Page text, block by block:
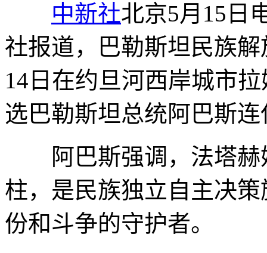
中新社北京5月15日
社报道，巴勒斯坦民族
14日在约旦河西岸城市
选巴勒斯坦总统阿巴斯
阿巴斯强调，法塔赫
柱，是民族独立自主决
份和斗争的守护者。